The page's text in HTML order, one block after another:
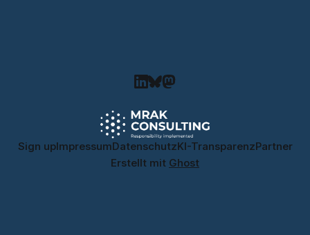
Sign upImpressumDatenschutzKI-TransparenzPartner
Erstellt mit Ghost